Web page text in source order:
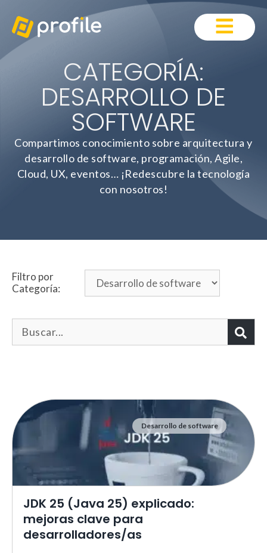
CATEGORÍA:
DESARROLLO DE
SOFTWARE
Compartimos conocimiento sobre arquitectura y
desarrollo de software, programación, Agile,
Cloud, UX, eventos… ¡Redescubre la tecnología
con nosotros!
Filtro por
Categoría:
Desarrollo de software
JDK 25 (Java 25) explicado:
mejoras clave para
desarrolladores/as
Necesarias
Estas cookies no son
necesarias para que
correctamente.
_ga |